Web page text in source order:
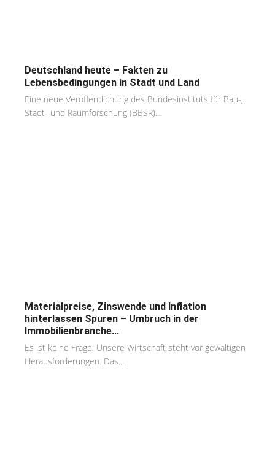
Deutschland heute – Fakten zu
Lebensbedingungen in Stadt und Land
Eine neue Veröffentlichung des Bundesinstituts für Bau-,
Stadt- und Raumforschung (BBSR)...
Materialpreise, Zinswende und Inflation
hinterlassen Spuren – Umbruch in der
Immobilienbranche...
Es ist keine Frage: Unsere Wirtschaft steht vor gewaltigen
Herausforderungen. Das...